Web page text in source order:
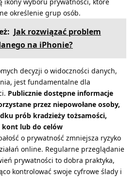
określenie grup osób.
Jak rozwiązać problem
na iPhonie?
decyzji o widoczności danych,
jest fundamentalne dla
Publicznie dostępne informacje
przez niepowołane osoby,
prób kradzieży tożsamości,
kont lub do celów
o prywatność zmniejsza ryzyko
online. Regularne przeglądanie
prywatności to dobra praktyka,
kontrolować swoje cyfrowe ślady i